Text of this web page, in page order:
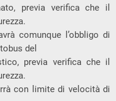
previa verifica che il
comunque l’obbligo di
del
previa verifica che il
con limite di velocità di